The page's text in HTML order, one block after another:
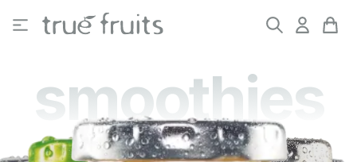
Passer au contenu principal
smoothies